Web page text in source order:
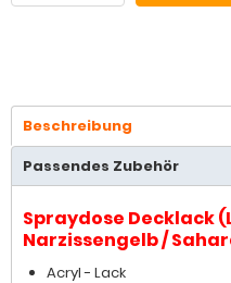
Beschreibung
Passendes Zubehör
Spraydose Decklack
Narzissengelb /
Acryl - Lack